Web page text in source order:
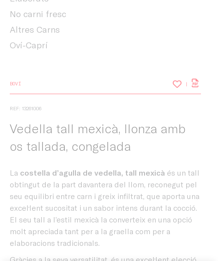
No carni fresc
Altres Carns
Oví-Caprí
BOVÍ
REF: 13261006
Vedella tall mexicà, llonza amb
os tallada, congelada
La costella d’agulla de vedella, tall mexicà és un tall
obtingut de la part davantera del llom, reconegut pel
seu equilibri entre carn i greix infiltrat, que aporta una
excel·lent sucositat i un sabor intens durant la cocció.
El seu tall a l’estil mexicà la converteix en una opció
molt apreciada tant per a la graella com per a
elaboracions tradicionals.